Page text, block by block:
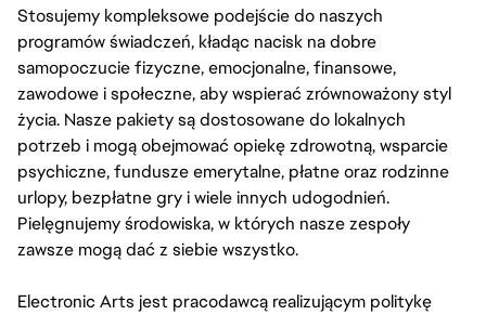
Stosujemy kompleksowe podejście do naszych
programów świadczeń, kładąc nacisk na dobre
samopoczucie fizyczne, emocjonalne, finansowe,
zawodowe i społeczne, aby wspierać zrównoważony styl
życia. Nasze pakiety są dostosowane do lokalnych
potrzeb i mogą obejmować opiekę zdrowotną, wsparcie
psychiczne, fundusze emerytalne, płatne oraz rodzinne
urlopy, bezpłatne gry i wiele innych udogodnień.
Pielęgnujemy środowiska, w których nasze zespoły
zawsze mogą dać z siebie wszystko.
Electronic Arts jest pracodawcą realizującym politykę